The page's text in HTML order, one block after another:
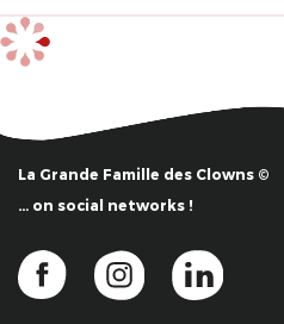
La Grande Famille des Clowns ©
… on social networks !